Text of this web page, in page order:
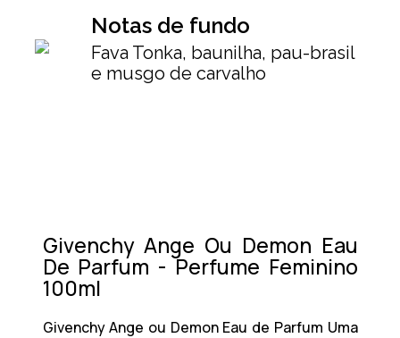
Notas de fundo
Fava Tonka, baunilha, pau-brasil
e musgo de carvalho
Givenchy Ange Ou Demon Eau
De Parfum - Perfume Feminino
100ml
Givenchy Ange ou Demon Eau de Parfum Uma